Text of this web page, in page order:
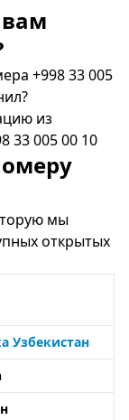
вам
+998 33 005
из
33 005 00 10
мы
открытых
Узбекистан